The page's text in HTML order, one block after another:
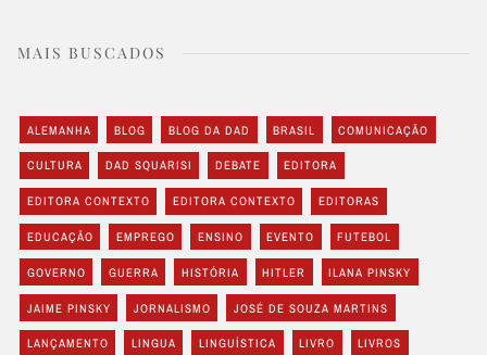
MAIS BUSCADOS
ALEMANHA BLOG BLOG DA DAD BRASIL COMUNICAÇÃO
CULTURA DAD SQUARISI DEBATE EDITORA
EDITORA CONTEXTO EDITORA CONTEXTO EDITORAS
EDUCAÇÃO EMPREGO ENSINO EVENTO FUTEBOL
GOVERNO GUERRA HISTÓRIA HITLER ILANA PINSKY
JAIME PINSKY JORNALISMO JOSÉ DE SOUZA MARTINS
LANÇAMENTO LINGUA LINGUÍSTICA LIVRO LIVROS